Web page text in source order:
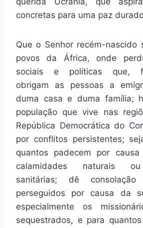
concretas para uma paz
Que o Senhor recém-nascido
povos da África, onde
sociais e políticas que,
obrigam as pessoas a
duma casa e duma família;
população que vive nas
República Democrática do
por conflitos persistentes;
quantos padecem por
calamidades naturais ou
sanitárias; dê
perseguidos por causa da
especialmente os
sequestrados, e para